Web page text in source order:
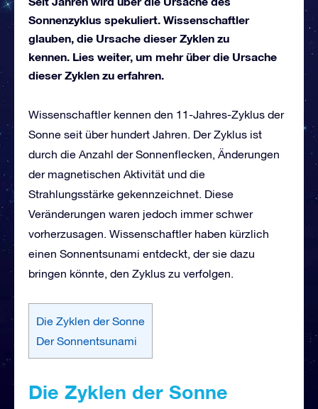
Sonnenzyklus spekuliert. Wissenschaftler
glauben, die Ursache dieser Zyklen zu
kennen. Lies weiter, um mehr über die Ursache
dieser Zyklen zu erfahren.
Wissenschaftler kennen den 11-Jahres-Zyklus der
Sonne seit über hundert Jahren. Der Zyklus ist
durch die Anzahl der Sonnenflecken, Änderungen
der magnetischen Aktivität und die
Strahlungsstärke gekennzeichnet. Diese
Veränderungen waren jedoch immer schwer
vorherzusagen. Wissenschaftler haben kürzlich
einen Sonnentsunami entdeckt, der sie dazu
bringen könnte, den Zyklus zu verfolgen.
Die Zyklen der Sonne
Der Sonnentsunami
Die Zyklen der Sonne